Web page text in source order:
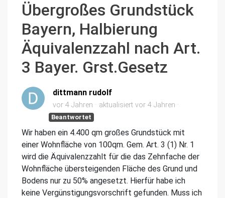
Übergroßes Grundstück
Bayern, Halbierung
Äquivalenzzahl nach Art.
3 Bayer. Grst.Gesetz
dittmann rudolf
vor 4 Jahren aktualisiert vor 4 Jahren
Beantwortet
Wir haben ein 4.400 qm großes Grundstück mit
einer Wohnfläche von 100qm. Gem. Art. 3 (1) Nr. 1
wird die Äquivalenzzahlt für die das Zehnfache der
Wohnfläche übersteigenden Fläche des Grund und
Bodens nur zu 50% angesetzt. Hierfür habe ich
keine Vergünstigungsvorschrift gefunden. Muss ich